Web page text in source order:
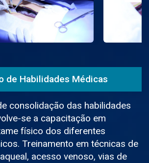
de Habilidades Médicas
consolidação das habilidades
se a capacitação em
físico dos diferentes
Treinamento em técnicas de
acesso venoso, vias de